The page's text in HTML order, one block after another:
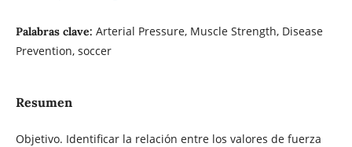
Palabras clave: Arterial Pressure, Muscle Strength, Disease
Prevention, soccer
Resumen
Objetivo. Identificar la relación entre los valores de fuerza